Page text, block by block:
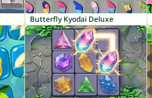
Butterfly Kyodai Deluxe